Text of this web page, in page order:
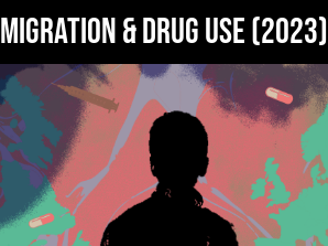
Migration & Drug Use (2023)